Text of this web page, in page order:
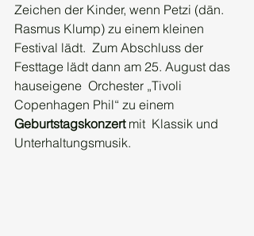
Zeichen der Kinder, wenn Petzi (dän.
Rasmus Klump) zu einem kleinen
Festival lädt.  Zum Abschluss der
Festtage lädt dann am 25. August das
hauseigene  Orchester „Tivoli
Copenhagen Phil“ zu einem
Geburtstagskonzert mit  Klassik und
Unterhaltungsmusik.